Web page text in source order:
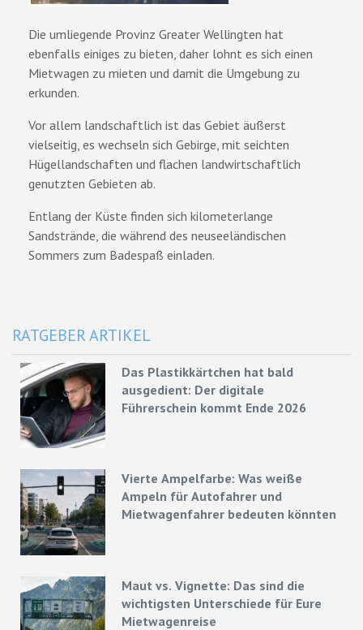
Die umliegende Provinz Greater Wellingten hat
ebenfalls einiges zu bieten, daher lohnt es sich einen
Mietwagen zu mieten und damit die Umgebung zu
erkunden.
Vor allem landschaftlich ist das Gebiet äußerst
vielseitig, es wechseln sich Gebirge, mit seichten
Hügellandschaften und flachen landwirtschaftlich
genutzten Gebieten ab.
Entlang der Küste finden sich kilometerlange
Sandstrände, die während des neuseeländischen
Sommers zum Badespaß einladen.
RATGEBER ARTIKEL
Das Plastikkärtchen hat bald
ausgedient: Der digitale
Führerschein kommt Ende 2026
Vierte Ampelfarbe: Was weiße
Ampeln für Autofahrer und
Mietwagenfahrer bedeuten könnten
Maut vs. Vignette: Das sind die
wichtigsten Unterschiede für Eure
Mietwagenreise